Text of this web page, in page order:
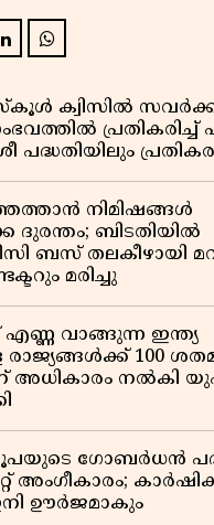
ക്വിസിൽ
പ്രതികരിച്ച്
പദ്ധതിയിലും
നിമിഷങ്ങൾ
ദുരന്തം; ബിടതിയിൽ
ബസ് തലകീഴായി
മരിച്ചു
എണ്ണ വാങ്ങുന്ന ഇന്ത്യ
100
അധികാരം നൽകി
രൂപയുടെ ഗോബർധൻ
അംഗീകാരം;
ഊർജമാകും